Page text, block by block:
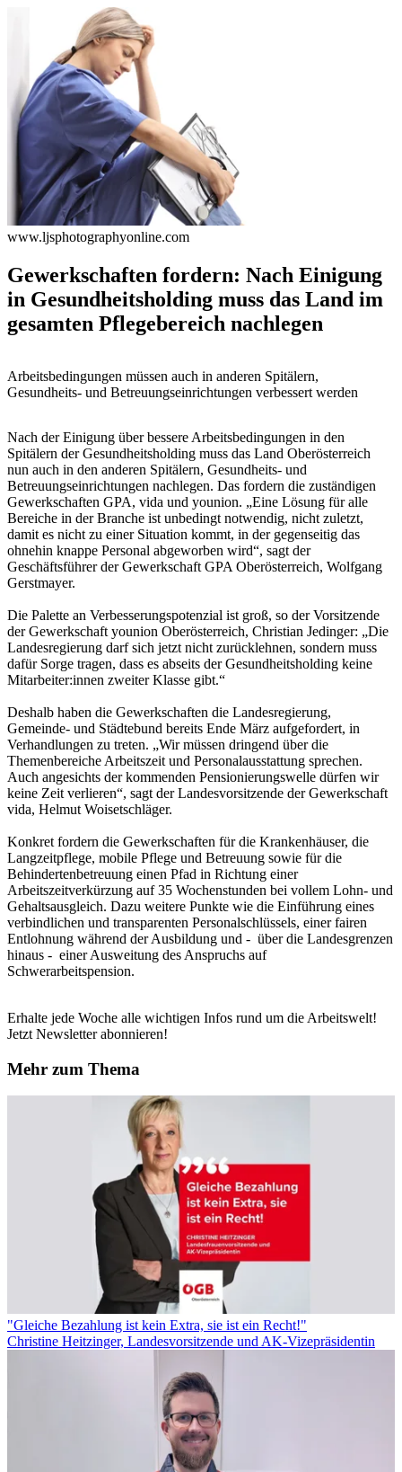
www.ljsphotographyonline.com
Gewerkschaften fordern: Nach Einigung
in Gesundheitsholding muss das Land im
gesamten Pflegebereich nachlegen
Arbeitsbedingungen müssen auch in anderen Spitälern,
Gesundheits- und Betreuungseinrichtungen verbessert werden
Nach der Einigung über bessere Arbeitsbedingungen in den
Spitälern der Gesundheitsholding muss das Land Oberösterreich
nun auch in den anderen Spitälern, Gesundheits- und
Betreuungseinrichtungen nachlegen. Das fordern die zuständigen
Gewerkschaften GPA, vida und younion. „Eine Lösung für alle
Bereiche in der Branche ist unbedingt notwendig, nicht zuletzt,
damit es nicht zu einer Situation kommt, in der gegenseitig das
ohnehin knappe Personal abgeworben wird“, sagt der
Geschäftsführer der Gewerkschaft GPA Oberösterreich, Wolfgang
Gerstmayer.
Die Palette an Verbesserungspotenzial ist groß, so der Vorsitzende
der Gewerkschaft younion Oberösterreich, Christian Jedinger: „Die
Landesregierung darf sich jetzt nicht zurücklehnen, sondern muss
dafür Sorge tragen, dass es abseits der Gesundheitsholding keine
Mitarbeiter:innen zweiter Klasse gibt.“
Deshalb haben die Gewerkschaften die Landesregierung,
Gemeinde- und Städtebund bereits Ende März aufgefordert, in
Verhandlungen zu treten. „Wir müssen dringend über die
Themenbereiche Arbeitszeit und Personalausstattung sprechen.
Auch angesichts der kommenden Pensionierungswelle dürfen wir
keine Zeit verlieren“, sagt der Landesvorsitzende der Gewerkschaft
vida, Helmut Woisetschläger.
Konkret fordern die Gewerkschaften für die Krankenhäuser, die
Langzeitpflege, mobile Pflege und Betreuung sowie für die
Behindertenbetreuung einen Pfad in Richtung einer
Arbeitszeitverkürzung auf 35 Wochenstunden bei vollem Lohn- und
Gehaltsausgleich. Dazu weitere Punkte wie die Einführung eines
verbindlichen und transparenten Personalschlüssels, einer fairen
Entlohnung während der Ausbildung und - über die Landesgrenzen
hinaus - einer Ausweitung des Anspruchs auf
Schwerarbeitspension.
Erhalte jede Woche alle wichtigen Infos rund um die Arbeitswelt!
Jetzt Newsletter abonnieren!
Mehr zum Thema
"Gleiche Bezahlung ist kein Extra, sie ist ein Recht!"
Christine Heitzinger, Landesvorsitzende und AK-Vizepräsidentin